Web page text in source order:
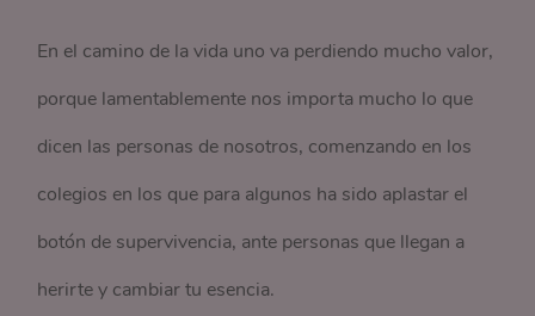
En el camino de la vida uno va perdiendo mucho valor,
porque lamentablemente nos importa mucho lo que
dicen las personas de nosotros, comenzando en los
colegios en los que para algunos ha sido aplastar el
botón de supervivencia, ante personas que llegan a
herirte y cambiar tu esencia.